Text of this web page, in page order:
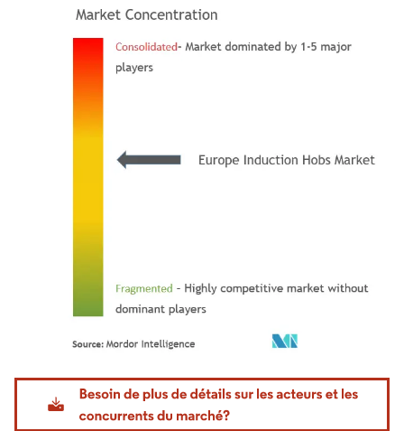
Image © Mordor Intelligence. La réutilisation nécessite une attribution sous CC BY